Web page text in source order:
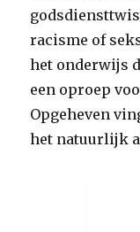
racisme of
het onderwijs
een oproep
Opgeheven
het natuurlijk